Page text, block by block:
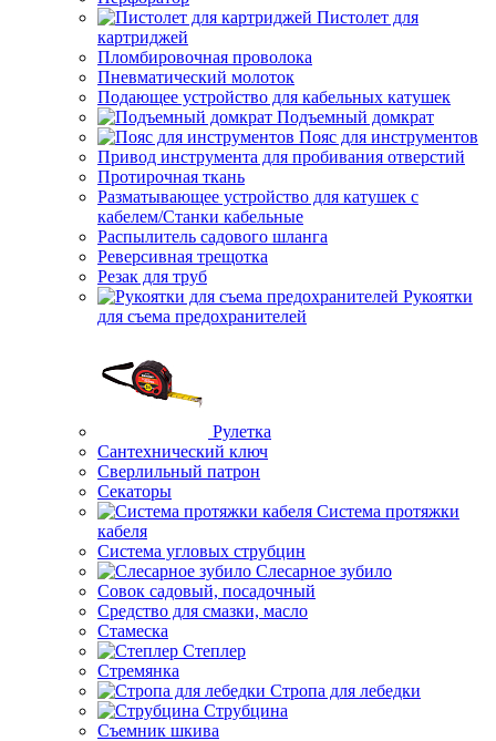
Пистолет для
картриджей
Пломбировочная проволока
Пневматический молоток
Подающее устройство для кабельных катушек
Подъемный домкрат
Пояс для инструментов
Привод инструмента для пробивания отверстий
Протирочная ткань
Разматывающее устройство для катушек с
кабелем/Станки кабельные
Распылитель садового шланга
Реверсивная трещотка
Резак для труб
Рукоятки
для съема предохранителей
Рулетка
Сантехнический ключ
Сверлильный патрон
Секаторы
Система протяжки
кабеля
Система угловых струбцин
Слесарное зубило
Совок садовый, посадочный
Средство для смазки, масло
Стамеска
Степлер
Стремянка
Стропа для лебедки
Струбцина
Съемник шкива